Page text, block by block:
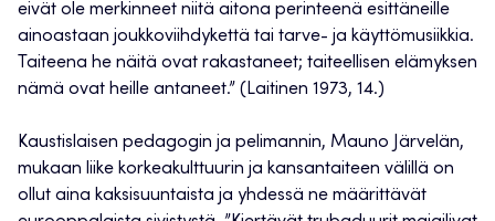
eivät ole merkinneet niitä aitona perinteenä esittäneille
ainoastaan joukkoviihdykettä tai tarve- ja käyttömusiikkia.
Taiteena he näitä ovat rakastaneet; taiteellisen elämyksen
nämä ovat heille antaneet.” (Laitinen 1973, 14.)
Kaustislaisen pedagogin ja pelimannin, Mauno Järvelän,
mukaan liike korkeakulttuurin ja kansantaiteen välillä on
ollut aina kaksisuuntaista ja yhdessä ne määrittävät